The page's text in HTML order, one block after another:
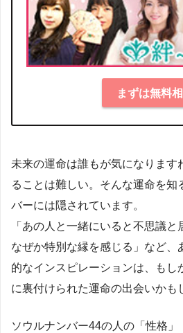
まずは無料
未来の運命は誰もが気になります
ることは難しい。そんな運命を知
バーには隠されています。
「あの人と一緒にいると不思議
なぜか特別な縁を感じる」など、
的なインスピレーションは、もし
に裏付けられた運命の出会いかも
ソウルナンバー44の人の「性格